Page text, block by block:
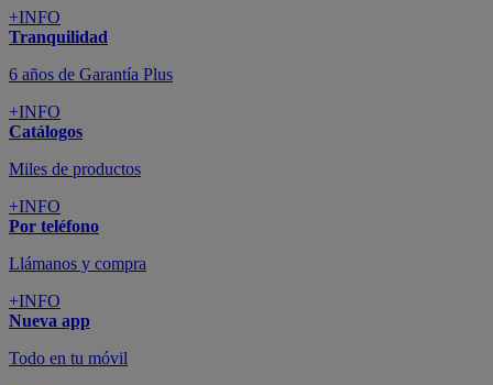
+INFO
Tranquilidad
6 años de Garantía Plus
+INFO
Catálogos
Miles de productos
+INFO
Por teléfono
Llámanos y compra
+INFO
Nueva app
Todo en tu móvil